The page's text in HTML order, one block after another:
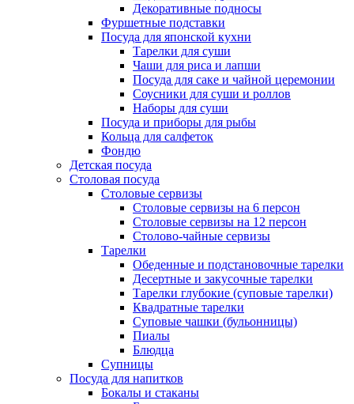
Декоративные подносы
Фуршетные подставки
Посуда для японской кухни
Тарелки для суши
Чаши для риса и лапши
Посуда для саке и чайной церемонии
Соусники для суши и роллов
Наборы для суши
Посуда и приборы для рыбы
Кольца для салфеток
Фондю
Детская посуда
Столовая посуда
Столовые сервизы
Столовые сервизы на 6 персон
Столовые сервизы на 12 персон
Столово-чайные сервизы
Тарелки
Обеденные и подстановочные тарелки
Десертные и закусочные тарелки
Тарелки глубокие (суповые тарелки)
Квадратные тарелки
Суповые чашки (бульонницы)
Пиалы
Блюдца
Супницы
Посуда для напитков
Бокалы и стаканы